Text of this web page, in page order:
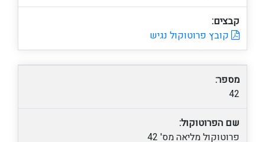
קבצים:
קובץ פרוטוקול נגיש
מספר:
42
שם הפרוטוקול:
פרוטוקול מליאה מס' 42